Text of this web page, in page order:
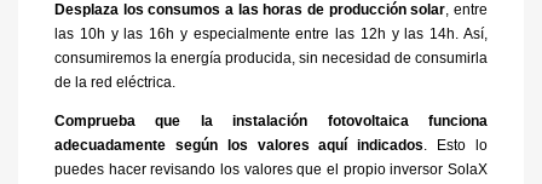
Desplaza los consumos a las horas de producción solar, entre
las 10h y las 16h y especialmente entre las 12h y las 14h. Así,
consumiremos la energía producida, sin necesidad de consumirla
de la red eléctrica.
Comprueba que la instalación fotovoltaica funciona
adecuadamente según los valores aquí indicados. Esto lo
puedes hacer revisando los valores que el propio inversor SolaX